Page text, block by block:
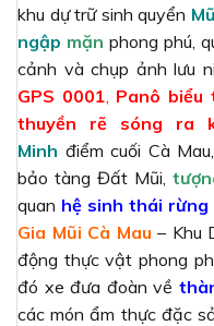
khu dự trữ sinh quyển
ngập mặnphong phú,
cảnh và chụp ảnh lưu
GPS 0001 Panô biểu
thuyền rẽ sóng ra
Minh điểm cuối Cà Mau,
bảo tàng Đất Mũi,
quan hệ sinh thái rừng
Gia Mũi Cà Mau– Khu
động thực vật phong
đó xe đưa đoàn về
các món ẩm thực đặc